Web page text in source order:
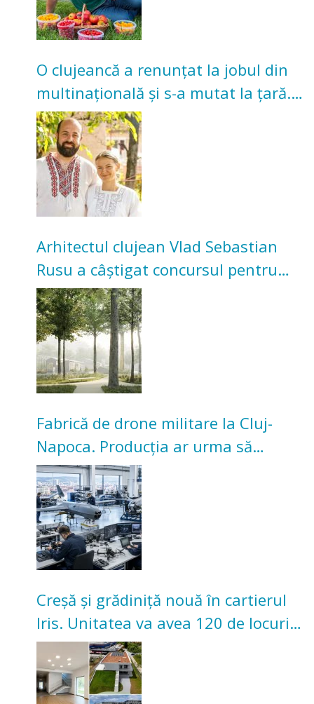
O clujeancă a renunțat la jobul din
multinațională și s-a mutat la țară.
Acum cultivă legume în grădina
bunicilor
Arhitectul clujean Vlad Sebastian
Rusu a câștigat concursul pentru
transformarea Grădinii Casei
Universitarilor
Fabrică de drone militare la Cluj-
Napoca. Producția ar urma să
înceapă în toamna acestui an
Creșă și grădiniță nouă în cartierul
Iris. Unitatea va avea 120 de locuri
pentru copii